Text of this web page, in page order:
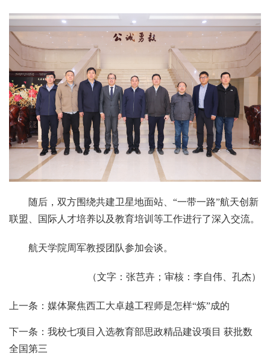
随后，双方围绕共建卫星地面站、“一带一路”航天创新
联盟、国际人才培养以及教育培训等工作进行了深入交流。
航天学院周军教授团队参加会谈。
（文字：张芑卉；审核：李自伟、孔杰）
上一条：媒体聚焦西工大卓越工程师是怎样“炼”成的
下一条：我校七项目入选教育部思政精品建设项目 获批数
全国第三